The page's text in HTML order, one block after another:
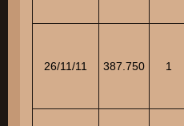
26/11/11 387.750 1